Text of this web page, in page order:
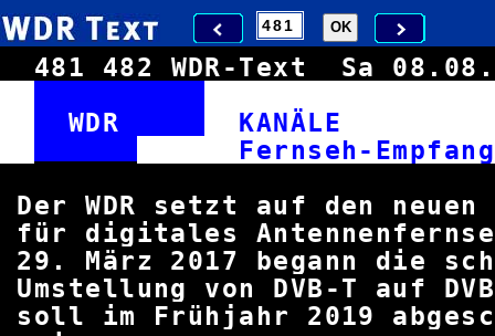
481 482 WDR-Text Sa
WDR
KANÄLE
Fernseh-
Der WDR setzt auf den
für digitales
29. März 2017 begann die
Umstellung von DVB-T auf
soll im Frühjahr 2019